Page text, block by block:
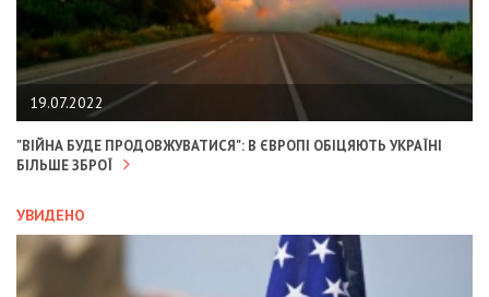
19.07.2022
"ВІЙНА БУДЕ ПРОДОВЖУВАТИСЯ": В ЄВРОПІ ОБІЦЯЮТЬ УКРАЇНІ
БІЛЬШЕ ЗБРОЇ
УВИДЕНО